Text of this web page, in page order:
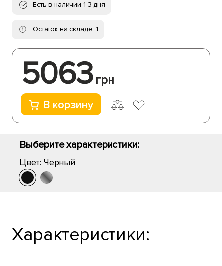
Есть в наличии 1-3 дня
Остаток на складе: 1
5063 грн
В корзину
Выберите характеристики:
Цвет: Черный
Характеристики: